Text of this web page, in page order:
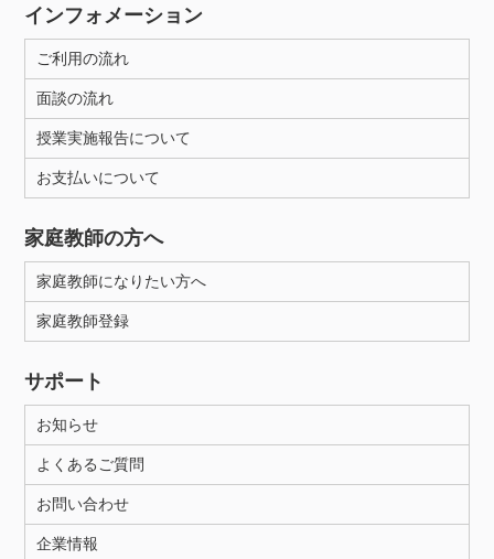
インフォメーション
ご利用の流れ
面談の流れ
授業実施報告について
お支払いについて
家庭教師の方へ
家庭教師になりたい方へ
家庭教師登録
サポート
お知らせ
よくあるご質問
お問い合わせ
企業情報